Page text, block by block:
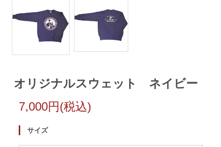
オリジナルスウェット ネイビー
7,000円(税込)
サイズ